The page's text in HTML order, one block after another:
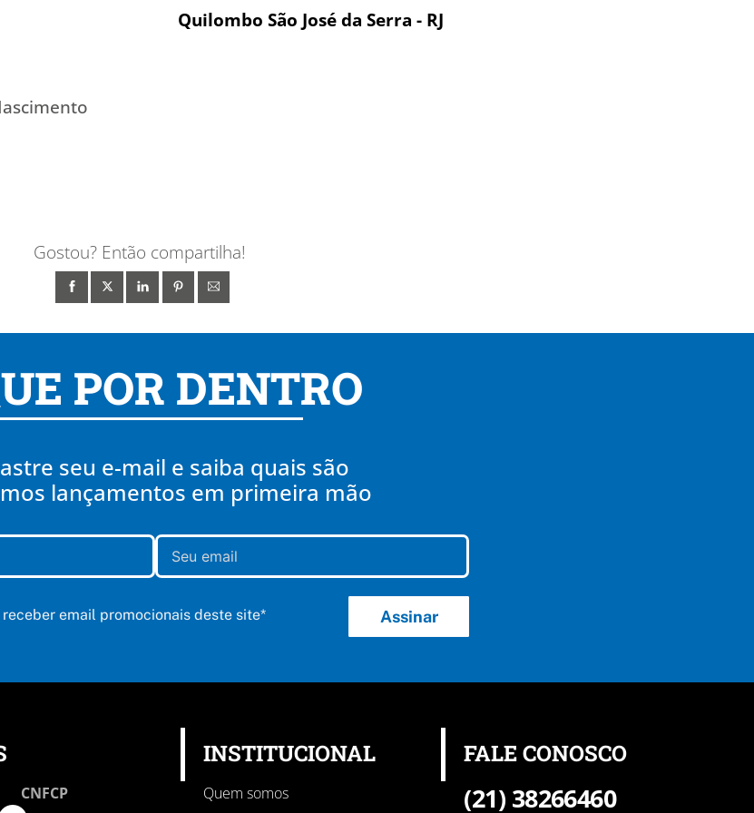
Quilombo São José da Serra - RJ
Gostou? Então compartilha!
POR DENTRO
seu e-mail e saiba quais são
lançamentos em primeira mão
receber email promocionais deste site* Assinar
CNFCP
INSTITUCIONAL
Quem somos
FALE CONOSCO
(21) 38266460